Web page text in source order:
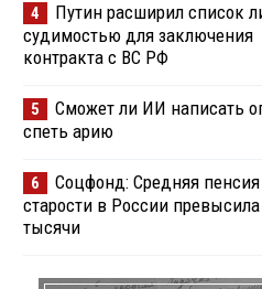
4
Путин расширил список
судимостью для заключения
контракта с ВС РФ
5
Сможет ли ИИ написать
спеть арию
6
Соцфонд: Средняя
старости в России превысила
тысячи